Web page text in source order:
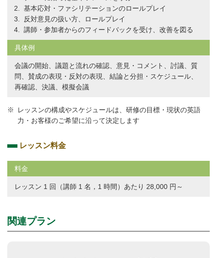
基本応対・ファシリテーションのロールプレイ
反対意見の扱い方、ロールプレイ
講師・参加者からのフィードバックを受け、改善を図る
具体例
会議の開始、議題と流れの確認、意見・コメント、討議、質
問、賛成の表現・反対の表現、結論と分担・スケジュール、
再確認、決議、模擬会議
レッスンの構成やスケジュールは、研修の目標・現状の英語
力・お客様のご希望に沿って決定します
レッスン料金
料金
レッスン 1 回（講師 1 名，1 時間）あたり 28,000 円～
関連プラン